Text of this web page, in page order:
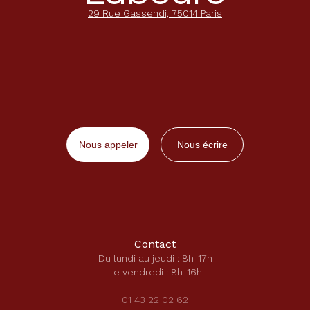
29 Rue Gassendi, 75014 Paris
Nous appeler Nous écrire
Contact
Du lundi au jeudi : 8h-17h
Le vendredi : 8h-16h
01 43 22 02 62